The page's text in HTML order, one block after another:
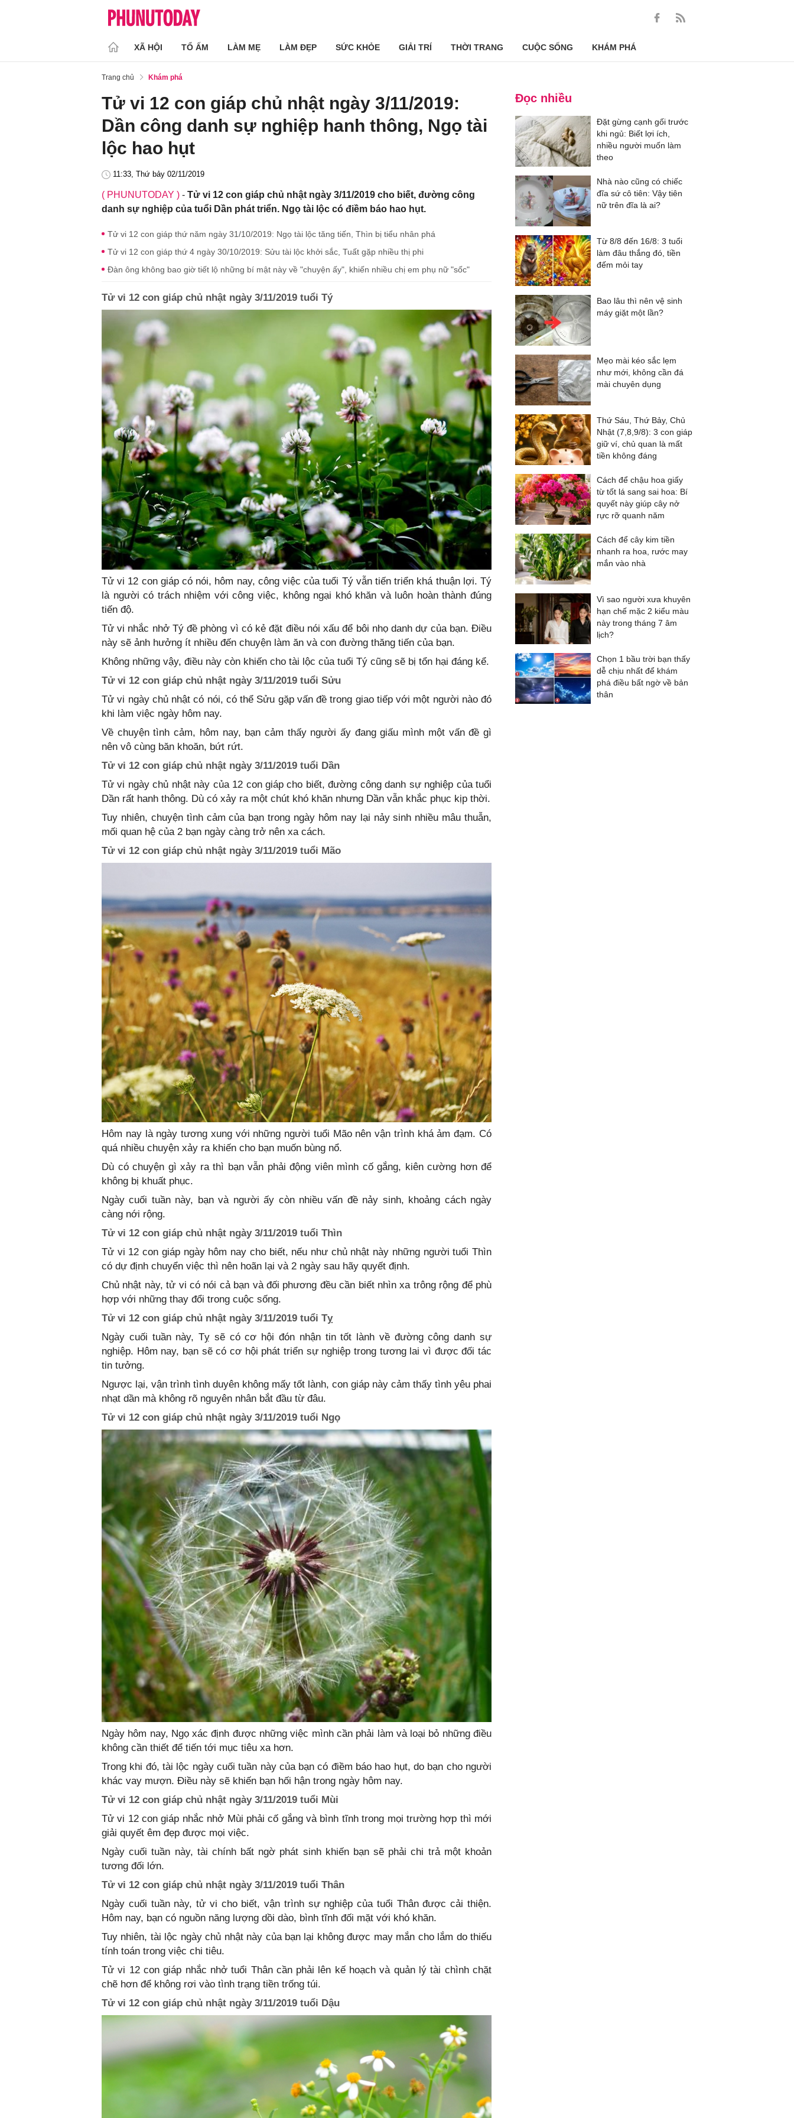
XÃ HỘI TỔ ẤM LÀM MẸ LÀM ĐẸP SỨC KHỎE GIẢI TRÍ THỜI TRANG CUỘC SỐNG KHÁM PHÁ
Trang chủ Khám phá
Tử vi 12 con giáp chủ nhật ngày 3/11/2019:
Dần công danh sự nghiệp hanh thông, Ngọ tài
lộc hao hụt
11:33, Thứ bảy 02/11/2019
( PHUNUTODAY ) - Tử vi 12 con giáp chủ nhật ngày 3/11/2019 cho biết, đường công
danh sự nghiệp của tuổi Dần phát triển. Ngọ tài lộc có điềm báo hao hụt.
Tử vi 12 con giáp thứ năm ngày 31/10/2019: Ngọ tài lộc tăng tiến, Thìn bị tiểu nhân phá
Tử vi 12 con giáp thứ 4 ngày 30/10/2019: Sửu tài lộc khởi sắc, Tuất gặp nhiều thị phi
Đàn ông không bao giờ tiết lộ những bí mật này về "chuyện ấy", khiến nhiều chị em phụ nữ "sốc"
Tử vi 12 con giáp chủ nhật ngày 3/11/2019 tuổi Tý
Tử vi 12 con giáp có nói, hôm nay, công việc của tuổi Tý vẫn tiến triển khá thuận lợi. Tý
là người có trách nhiệm với công việc, không ngại khó khăn và luôn hoàn thành đúng
tiến độ.
Tử vi nhắc nhở Tý đề phòng vì có kẻ đặt điều nói xấu để bôi nhọ danh dự của bạn. Điều
này sẽ ảnh hưởng ít nhiều đến chuyện làm ăn và con đường thăng tiến của bạn.
Không những vậy, điều này còn khiến cho tài lộc của tuổi Tý cũng sẽ bị tổn hại đáng kể.
Tử vi 12 con giáp chủ nhật ngày 3/11/2019 tuổi Sửu
Tử vi ngày chủ nhật có nói, có thể Sửu gặp vấn đề trong giao tiếp với một người nào đó
khi làm việc ngày hôm nay.
Về chuyện tình cảm, hôm nay, bạn cảm thấy người ấy đang giấu mình một vấn đề gì
nên vô cùng băn khoăn, bứt rứt.
Tử vi 12 con giáp chủ nhật ngày 3/11/2019 tuổi Dần
Tử vi ngày chủ nhật này của 12 con giáp cho biết, đường công danh sự nghiệp của tuổi
Dần rất hanh thông. Dù có xảy ra một chút khó khăn nhưng Dần vẫn khắc phục kịp thời.
Tuy nhiên, chuyện tình cảm của bạn trong ngày hôm nay lại nảy sinh nhiều mâu thuẫn,
mối quan hệ của 2 bạn ngày càng trở nên xa cách.
Tử vi 12 con giáp chủ nhật ngày 3/11/2019 tuổi Mão
Hôm nay là ngày tương xung với những người tuổi Mão nên vận trình khá ảm đạm. Có
quá nhiều chuyện xảy ra khiến cho bạn muốn bùng nổ.
Dù có chuyện gì xảy ra thì bạn vẫn phải động viên mình cố gắng, kiên cường hơn để
không bị khuất phục.
Ngày cuối tuần này, bạn và người ấy còn nhiều vấn đề nảy sinh, khoảng cách ngày
càng nới rộng.
Tử vi 12 con giáp chủ nhật ngày 3/11/2019 tuổi Thìn
Tử vi 12 con giáp ngày hôm nay cho biết, nếu như chủ nhật này những người tuổi Thìn
có dự định chuyển việc thì nên hoãn lại và 2 ngày sau hãy quyết định.
Chủ nhật này, tử vi có nói cả bạn và đối phương đều cần biết nhìn xa trông rộng để phù
hợp với những thay đổi trong cuộc sống.
Tử vi 12 con giáp chủ nhật ngày 3/11/2019 tuổi Tỵ
Ngày cuối tuần này, Tỵ sẽ có cơ hội đón nhận tin tốt lành về đường công danh sự
nghiệp. Hôm nay, bạn sẽ có cơ hội phát triển sự nghiệp trong tương lai vì được đối tác
tin tưởng.
Ngược lại, vận trình tình duyên không mấy tốt lành, con giáp này cảm thấy tình yêu phai
nhạt dần mà không rõ nguyên nhân bắt đầu từ đâu.
Tử vi 12 con giáp chủ nhật ngày 3/11/2019 tuổi Ngọ
Ngày hôm nay, Ngọ xác định được những việc mình cần phải làm và loại bỏ những điều
không cần thiết để tiến tới mục tiêu xa hơn.
Trong khi đó, tài lộc ngày cuối tuần này của bạn có điềm báo hao hụt, do bạn cho người
khác vay mượn. Điều này sẽ khiến bạn hối hận trong ngày hôm nay.
Tử vi 12 con giáp chủ nhật ngày 3/11/2019 tuổi Mùi
Tử vi 12 con giáp nhắc nhở Mùi phải cố gắng và bình tĩnh trong mọi trường hợp thì mới
giải quyết êm đẹp được mọi việc.
Ngày cuối tuần này, tài chính bất ngờ phát sinh khiến bạn sẽ phải chi trả một khoản
tương đối lớn.
Tử vi 12 con giáp chủ nhật ngày 3/11/2019 tuổi Thân
Ngày cuối tuần này, tử vi cho biết, vận trình sự nghiệp của tuổi Thân được cải thiện.
Hôm nay, bạn có nguồn năng lượng dồi dào, bình tĩnh đối mặt với khó khăn.
Tuy nhiên, tài lộc ngày chủ nhật này của bạn lại không được may mắn cho lắm do thiếu
tính toán trong việc chi tiêu.
Tử vi 12 con giáp nhắc nhở tuổi Thân cần phải lên kế hoạch và quản lý tài chình chặt
chẽ hơn để không rơi vào tình trạng tiền trống túi.
Tử vi 12 con giáp chủ nhật ngày 3/11/2019 tuổi Dậu
Đọc nhiều
Đặt gừng cạnh gối trước
khi ngủ: Biết lợi ích,
nhiều người muốn làm
theo
Nhà nào cũng có chiếc
đĩa sứ cô tiên: Vậy tiên
nữ trên đĩa là ai?
Từ 8/8 đến 16/8: 3 tuổi
làm đâu thắng đó, tiền
đếm mỏi tay
Bao lâu thì nên vệ sinh
máy giặt một lần?
Mẹo mài kéo sắc lẹm
như mới, không cần đá
mài chuyên dụng
Thứ Sáu, Thứ Bảy, Chủ
Nhật (7,8,9/8): 3 con giáp
giữ ví, chủ quan là mất
tiền không đáng
Cách để chậu hoa giấy
từ tốt lá sang sai hoa: Bí
quyết này giúp cây nở
rực rỡ quanh năm
Cách để cây kim tiền
nhanh ra hoa, rước may
mắn vào nhà
Vì sao người xưa khuyên
hạn chế mặc 2 kiểu màu
này trong tháng 7 âm
lịch?
Chọn 1 bầu trời bạn thấy
dễ chịu nhất để khám
phá điều bất ngờ về bản
thân